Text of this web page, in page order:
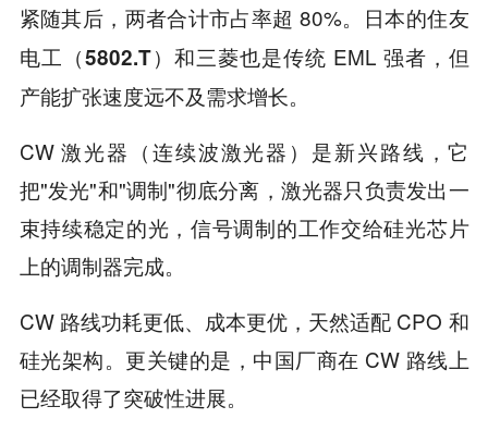
紧随其后，两者合计市占率超 80%。日本的住友
电工（5802.T） 和三菱也是传统 EML 强者，但
产能扩张速度远不及需求增长。
CW 激光器（连续波激光器）是新兴路线，它
把"发光"和"调制"彻底分离，激光器只负责发出一
束持续稳定的光，信号调制的工作交给硅光芯片
上的调制器完成。
CW 路线功耗更低、成本更优，天然适配 CPO 和
硅光架构。更关键的是，中国厂商在 CW 路线上
已经取得了突破性进展。